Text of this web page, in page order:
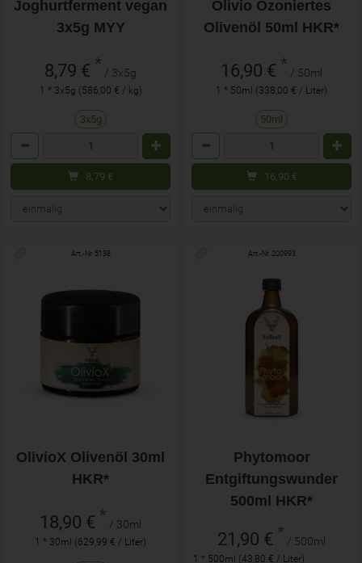
Joghurtferment vegan
3x5g MYY
8,79 € * / 3x5g
1 * 3x5g (586,00 € / kg)
3x5g
8,79 €
Olivio Ozoniertes
Olivenöl 50ml HKR*
16,90 € * / 50ml
1 * 50ml (338,00 € / Liter)
50ml
16,90 €
Art.-Nr. 5138
OlivioX Olivenöl 30ml
HKR*
18,90 € * / 30ml
1 * 30ml (629,99 € / Liter)
Art.-Nr. 200993
Phytomoor
Entgiftungswunder
500ml HKR*
21,90 € * / 500ml
1 * 500ml (43,80 € / Liter)